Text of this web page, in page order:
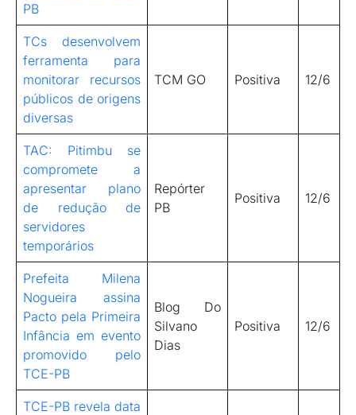
PB
TCs desenvolvem
ferramenta para
monitorar recursos
públicos de origens
diversas
TCM GO Positiva 12/6
TAC: Pitimbu se
compromete a
apresentar plano
de redução de
servidores
temporários
Repórter
PB
Positiva 12/6
Prefeita Milena
Nogueira assina
Pacto pela Primeira
Infância em evento
promovido pelo
TCE-PB
Blog Do
Silvano
Dias
Positiva 12/6
TCE-PB revela data